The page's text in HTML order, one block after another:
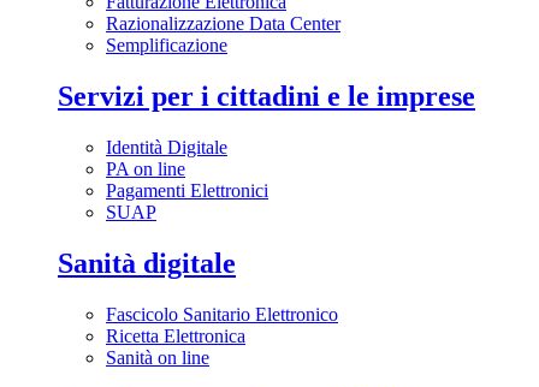
Razionalizzazione Data Center
Semplificazione
Servizi per i cittadini e le imprese
Identità Digitale
PA on line
Pagamenti Elettronici
SUAP
Sanità digitale
Fascicolo Sanitario Elettronico
Ricetta Elettronica
Sanità on line